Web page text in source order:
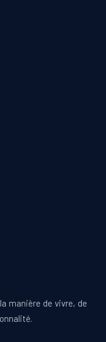
manière de vivre, de